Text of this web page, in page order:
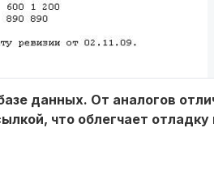
данных. От аналогов
что облегчает